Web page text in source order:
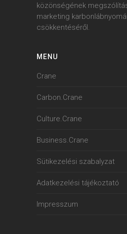
közönségének
marketing
csökkentéséről.
MENU
Crane
Carbon.Crane
Culture.Crane
Business.Crane
Sütikezelési szabalyzat
Adatkezelési tájékoztató
Impresszum